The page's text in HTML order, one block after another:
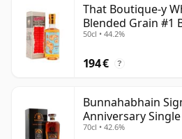
Una vez embotellado, el
diferencia del vino que sí
eso, un whisky de cuarenta y
That Boutique-y
Blended Grain #1
Grain Scotch 45
50cl • 44.2%
194 € ?
Bunnahabhain
Anniversary
años
70cl • 42.6%